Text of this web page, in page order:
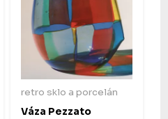
retro sklo a porcelán
Váza Pezzato